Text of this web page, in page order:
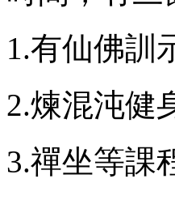
1.有仙佛訓
2.煉混沌健
3.禪坐等課